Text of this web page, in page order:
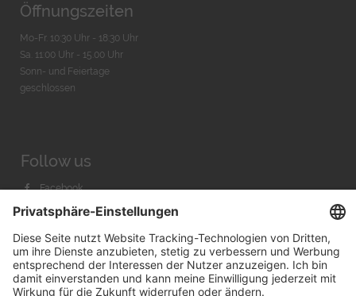
Öffnungszeiten
Mo-Fr. 10:30 Uhr - 18:30 Uhr
Sa. 11:00 Uhr - 15.00 Uhr
Sonn- und Feiertage
geschlossen
Follow us
Facebook
Instagram
Youtube